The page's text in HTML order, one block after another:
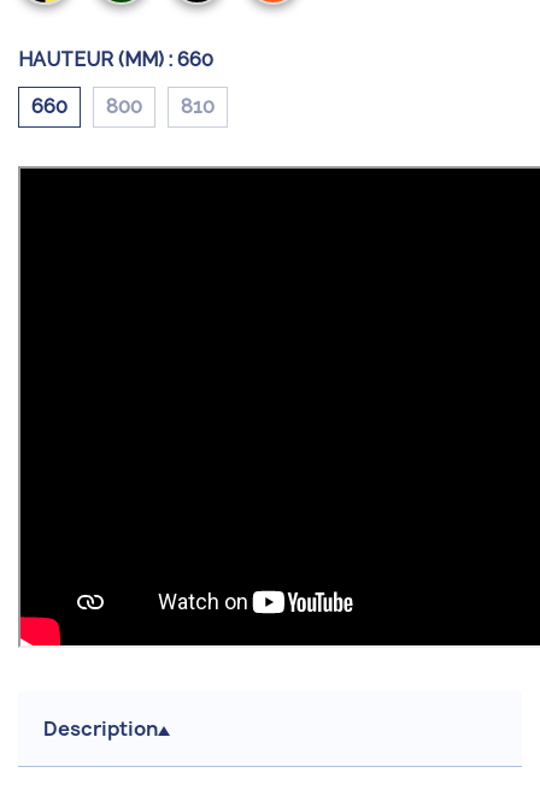
HAUTEUR (MM) : 660
660 800 810
Description